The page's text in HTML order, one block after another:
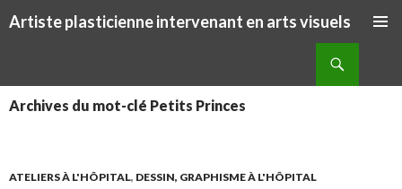
Artiste plasticienne intervenant en arts visuels
Archives du mot-clé Petits Princes
ATELIERS À L'HÔPITAL, DESSIN, GRAPHISME À L'HÔPITAL